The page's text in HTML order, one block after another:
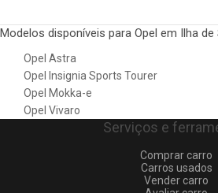
Modelos disponíveis para Opel em Ilha de
Opel Astra
Opel Insignia Sports Tourer
Opel Mokka-e
Opel Vivaro
Serviços e
Comprar carro
Carros usados
Vender carro